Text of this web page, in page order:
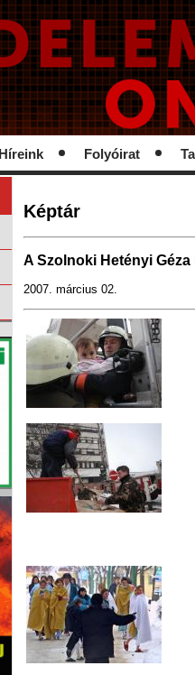
Híreink Folyóirat
Képtár
A Szolnoki Hetényi
2007. március 02.